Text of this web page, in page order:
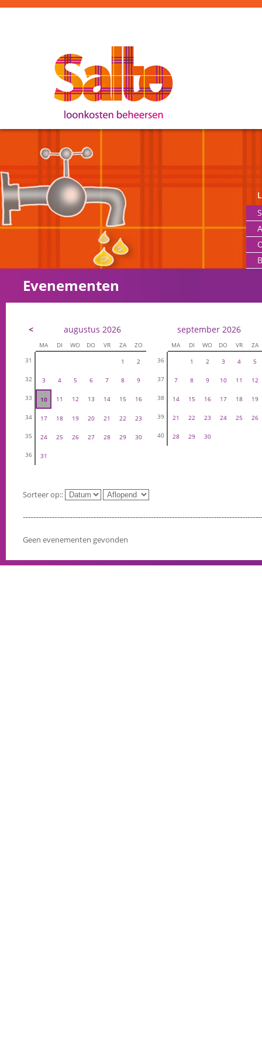
Evenementen
< augustus 2026
MA DI WO DO VR ZA
ZO
31
1 2
32 3 4 5 6 7 8 9
33 10 11 12 13 14 15 16
34 17 18 19 20 21 22 23
35 24 25 26 27 28 29 30
36 31
september 2026
MA DI WO DO VR
ZA
36
1 2 3 4 5
37 7 8 9 10 11 12
38 14 15 16 17 18 19
39 21 22 23 24 25 26
40 28 29 30
Sorteer op::
Geen evenementen gevonden